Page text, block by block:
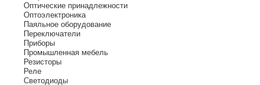
Оптические принадлежности
Оптоэлектроника
Паяльное оборудование
Переключатели
Приборы
Промышленная мебель
Резисторы
Реле
Светодиоды